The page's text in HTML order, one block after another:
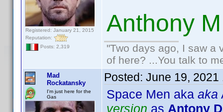
Registered: January 21, 2015
Reputation:
Posts: 2,319
Anthony
"Two days ago, I saw a
of here? ...You talk to
Mad
Rockatansky
I'm just here for the
Gas
Posted: June 19, 2021
Space Men aka aka
version as Antony